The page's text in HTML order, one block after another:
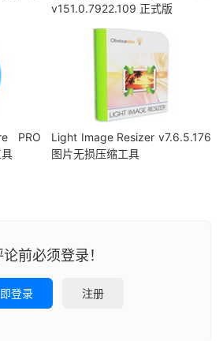
v151.0.7922.109 正式版
PRO
Light Image Resizer v7.6.5.176
图片无损压缩工具
论前必须登录！
登录 注册